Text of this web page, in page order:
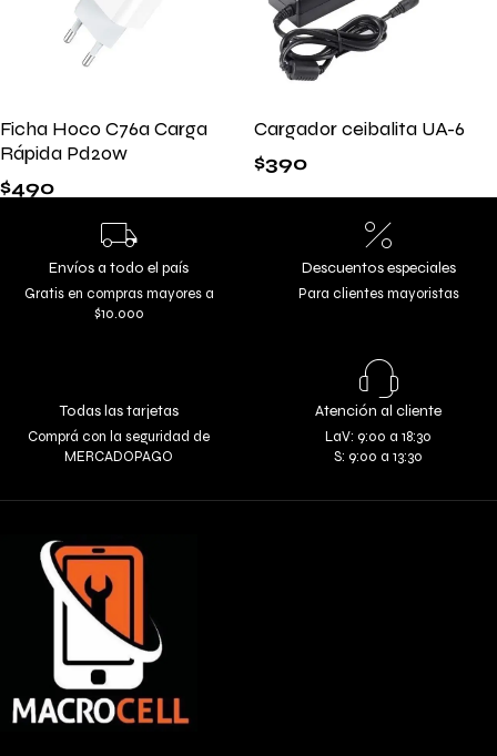
Ficha Hoco C76a Carga
Rápida Pd20w
$490
Cargador ceibalita UA-6
$390
Envíos a todo el país
Gratis en compras mayores a
$10.000
Descuentos especiales
Para clientes mayoristas
Todas las tarjetas
Comprá con la seguridad de
MERCADOPAGO
Atención al cliente
LaV: 9:00 a 18:30
S: 9:00 a 13:30